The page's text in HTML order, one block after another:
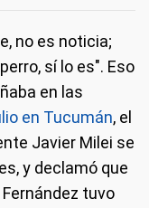
no es noticia;
sí lo es". Eso
en las
en Tucumán, el
Javier Milei se
y declamó que
tuvo